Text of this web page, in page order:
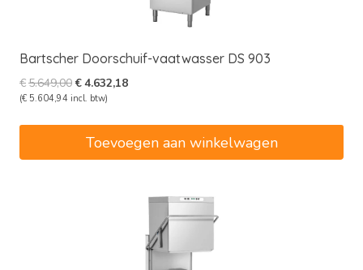
Bartscher Doorschuif-vaatwasser DS 903
€5.649,00Oorspronkelijke
prijs
€4.632,18Huidige
(€ 5.604,94 incl. btw)
Toevoegen aan winkelwagen